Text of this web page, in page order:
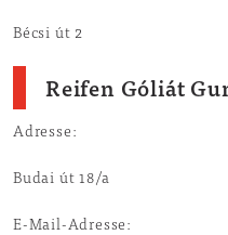
Bécsi út 2
Reifen Góliát
Adresse:
Budai út 18/a
E-Mail-Adresse: